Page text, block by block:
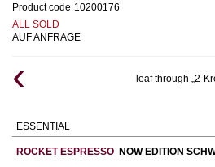
Product code 10200176
ALL SOLD
AUF ANFRAGE
leaf through „2-
ESSENTIAL
ROCKET ESPRESSO NOW EDITION